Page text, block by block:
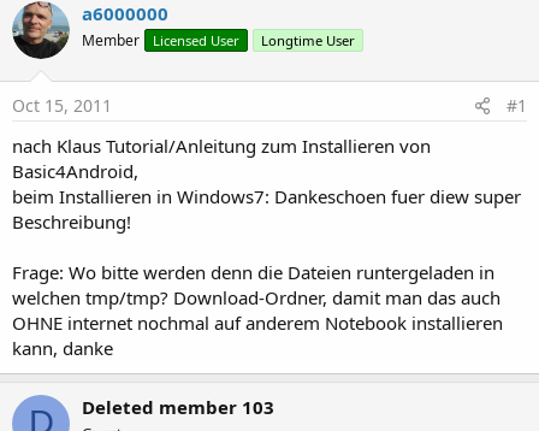
r
e
a
d
s
t
a
r
e
r
r
t
a
l
r
r
a
a6000000
Member Licensed User Longtime User
Oct 15, 2011 #1
nach Klaus Tutorial/Anleitung zum Installieren von
Basic4Android,
beim Installieren in Windows7: Dankeschoen fuer diew super
Beschreibung!
Frage: Wo bitte werden denn die Dateien runtergeladen in
welchen tmp/tmp? Download-Ordner, damit man das auch
OHNE internet nochmal auf anderem Notebook installieren
kann, danke
D Deleted member 103